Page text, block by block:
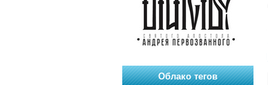
Облако тегов